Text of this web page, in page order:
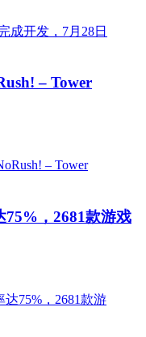
– Tower
75%，2681款游戏